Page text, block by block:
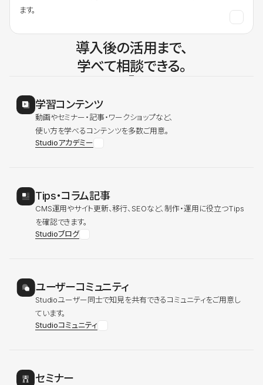
ます。
導入後の活用まで、
学べて相談できる。
学習コンテンツ
動画やセミナー・記事・ワークショップなど、
使い方を学べるコンテンツを多数ご用意。
Studioアカデミー
Tips・コラム記事
CMS運用やサイト更新、移行、SEOなど、制作・運用に役立つTips
を確認できます。
Studioブログ
ユーザーコミュニティ
Studioユーザー同士で知見を共有できるコミュニティをご用意し
ています。
Studioコミュニティ
セミナー